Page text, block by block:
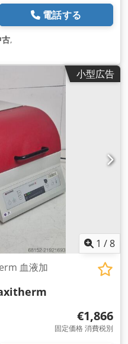
電話する
,
小型広告
1 /8
血液加
€1,866
固定価格 消費税別